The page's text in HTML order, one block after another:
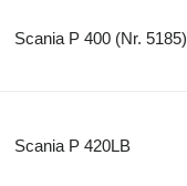
Scania P 400 (Nr. 5185)
Scania P 420LB